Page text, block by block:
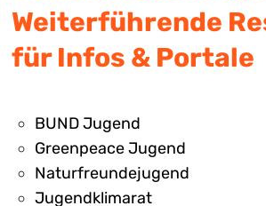
Weiterführende
für Infos & Portale
BUND Jugend
Greenpeace Jugend
Naturfreundejugend
Jugendklimarat